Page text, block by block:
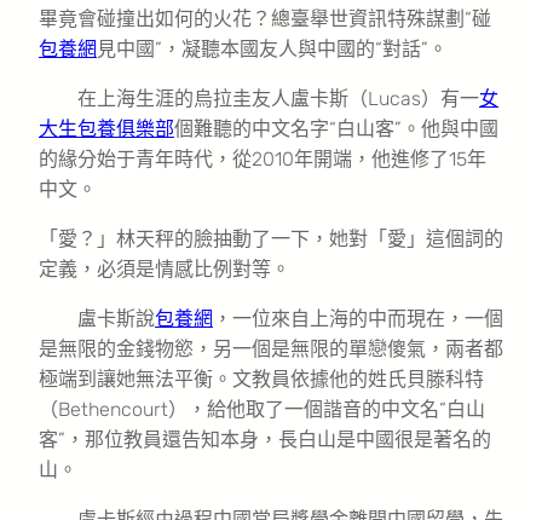
畢竟會碰撞出如何的火花？總臺舉世資訊特殊謀劃“碰
包養網 見中國”，凝聽本國友人與中國的“對話”。
在上海生涯的烏拉圭友人盧卡斯（Lucas）有一女
大生包養俱樂部個難聽的中文名字“白山客”。他與中國
的緣分始于青年時代，從2010年開端，他進修了15年
中文。
「愛？」林天秤的臉抽動了一下，她對「愛」這個詞的
定義，必須是情感比例對等。
盧卡斯說包養網 ，一位來自上海的中而現在，一個
是無限的金錢物慾，另一個是無限的單戀傻氣，兩者都
極端到讓她無法平衡。文教員依據他的姓氏貝滕科特
（Bethencourt），給他取了一個諧音的中文名“白山
客”，那位教員還告知本身，長白山是中國很是著名的
山。